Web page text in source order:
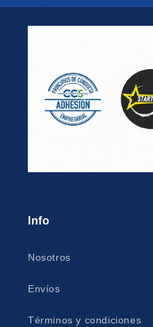
Info
Nosotros
Envíos
Términos y condiciones